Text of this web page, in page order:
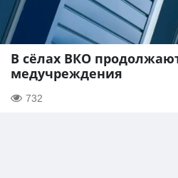
В сёлах ВКО
медучреждения
732